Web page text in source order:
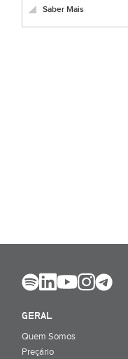
Saber Mais
GERAL
Quem Somos
Preçário